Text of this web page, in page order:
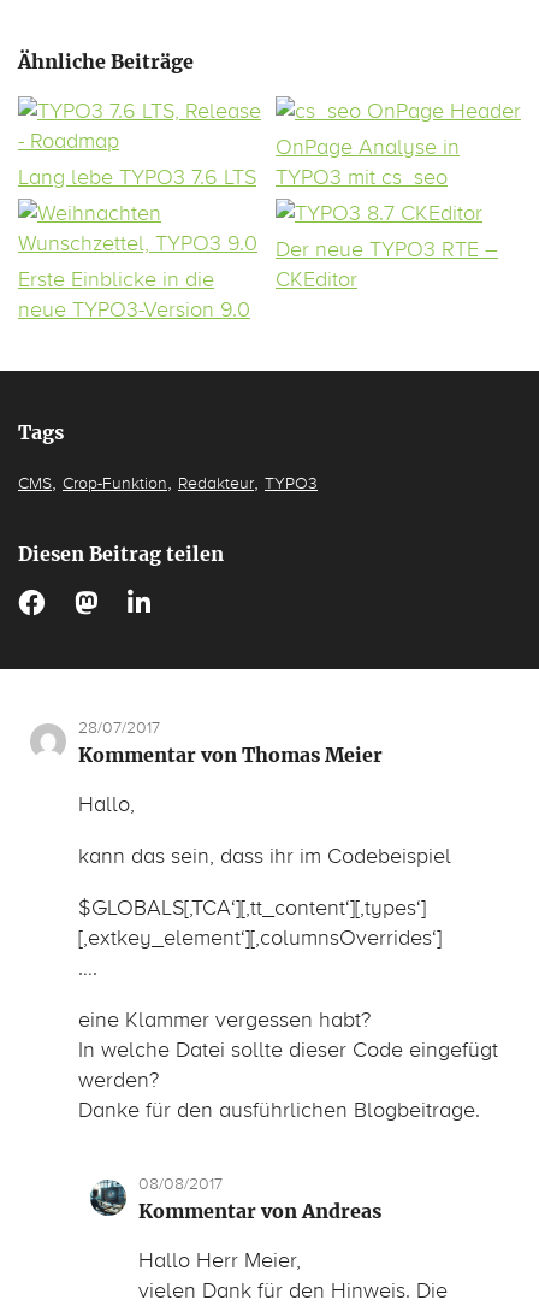
Ähnliche Beiträge
Lang lebe TYPO3 7.6 LTS
OnPage Analyse in
TYPO3 mit cs_seo
Erste Einblicke in die
neue TYPO3-Version 9.0
Der neue TYPO3 RTE –
CKEditor
Tags
CMS Crop-Funktion Redakteur, TYPO3
Diesen Beitrag teilen
28/07/2017
Kommentar von Thomas Meier
Hallo,
kann das sein, dass ihr im Codebeispiel
$GLOBALS[‚TCA‘][‚tt_content‘][‚types‘]
[‚extkey_element‘][‚columnsOverrides‘]
….
eine Klammer vergessen habt?
In welche Datei sollte dieser Code eingefügt
werden?
Danke für den ausführlichen Blogbeitrage.
08/08/2017
Kommentar von Andreas
Hallo Herr Meier,
vielen Dank für den Hinweis. Die